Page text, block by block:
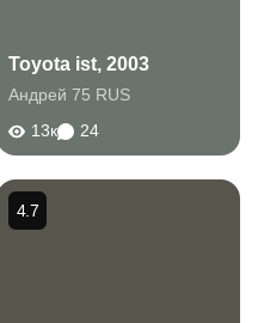
Toyota ist, 2003
Андрей 75 RUS
13к
24
4.7